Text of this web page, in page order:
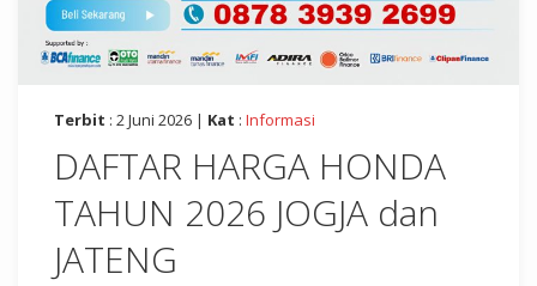
Terbit : 2 Juni 2026 | Kat : Informasi
DAFTAR HARGA HONDA
TAHUN 2026 JOGJA dan
JATENG